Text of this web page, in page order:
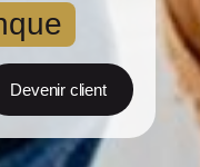
Devenir client